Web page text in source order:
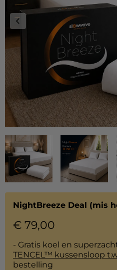
NightBreeze Deal (mis
€ 79,00
- Gratis koel en
TENCEL™ kussensloop
bestelling